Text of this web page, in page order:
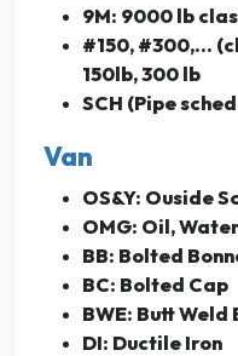
9M: 9000 lb
#150, #300,...
150lb, 300 lb
SCH (Pipe
Van
OS&Y: Ouside
OMG: Oil,
BB: Bolted
BC: Bolted Cap
BWE: Butt Weld
DI: Ductile Iron